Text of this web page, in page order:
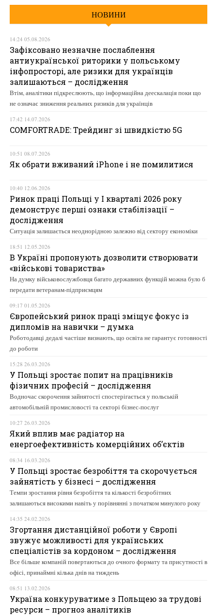
НОВИНИ
14:24 05.08.2026
Зафіксовано незначне послаблення
антиукраїнської риторики у польському
інфопросторі, але ризики для українців
залишаються – дослідження
Втім, аналітики підкреслюють, що інформаційна деескалація поки що
не означає зниження реальних ризиків для українців
17:42 14.07.2026
COMFORTRADE: Трейдинг зі швидкістю 5G
10:51 08.07.2026
Як обрати вживаний iPhone і не помилитися
10:40 12.06.2026
Ринок праці Польщі у І кварталі 2026 року
демонструє перші ознаки стабілізації –
дослідження
Ситуація залишається неоднорідною залежно від сектору економіки
18:51 12.05.2026
В Україні пропонують дозволити створювати
«військові товариства»
На думку військовослужбовця багато державних функцій можна було б
передати ветеранам-підприємцям
09:17 01.05.2026
Європейський ринок праці зміщує фокус із
дипломів на навички – думка
Роботодавці дедалі частіше визнають, що освіта не гарантує готовності
до роботи
15:28 26.03.2026
У Польщі зростає попит на працівників
фізичних професій – дослідження
Водночас скорочення зайнятості спостерігається у польській
автомобільній промисловості та секторі бізнес-послуг
10:27 26.03.2026
Який вплив має радіатор на
енергоефективність комерційних об’єктів
08:34 16.03.2026
У Польщі зростає безробіття та скорочується
зайнятість у бізнесі – дослідження
Темпи зростання рівня безробіття та кількості безробітних
залишаються високими навіть у порівнянні з початком минулого року
14:35 24.02.2026
Згортання дистанційної роботи у Європі
звужує можливості для українських
спеціалістів за кордоном – дослідження
Все більше компаній повертаються до очного формату та присутності в
офісі, принаймні кілька днів на тиждень
08:51 13.02.2026
Україна конкуруватиме з Польщею за трудові
ресурси – прогноз аналітиків